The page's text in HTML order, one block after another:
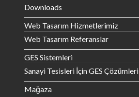
Downloads
Web Tasarım Hizmetlerimiz
Web Tasarım Referanslar
GES Sistemleri
Sanayi Tesisleri İçin GES Çözümleri
Mağaza